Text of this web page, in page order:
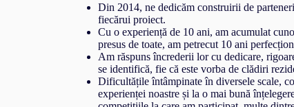
Din 2014, ne dedicăm construirii de
fiecărui proiect.
Cu o experiență de 10 ani, am acumulat
presus de toate, am petrecut 10 ani
Am răspuns încrederii lor cu dedicare,
se identifică, fie că este vorba de clădiri
Dificultățile întâmpinate în diversele scale,
experienței noastre și la o mai bună